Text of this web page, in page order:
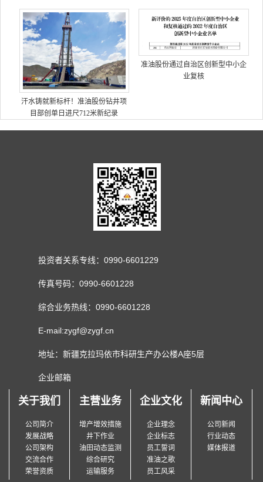
汗水铸就新标杆！准油股份钻井项
目部创单日进尺712米新纪录
准油股份通过自治区创新型中小企
业复核
投资者关系专线：0990-6601229
传真号码：0990-6601228
综合业务热线：0990-6601228
E-mail:zygf@zygf.cn
地址：新疆克拉玛依市科研生产办公楼A座5层
企业邮箱
关于我们
公司简介
发展战略
公司架构
交流合作
荣誉资质
主营业务
增产增效措施
井下作业
油田动态监测
综合研究
运输服务
企业文化
企业理念
企业标志
员工誓词
准油之歌
员工风采
新闻中心
公司新闻
行业动态
媒体报道